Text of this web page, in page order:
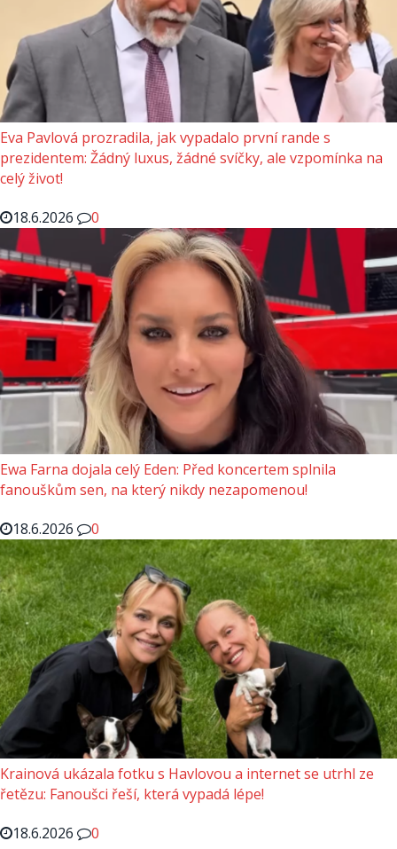
Eva Pavlová prozradila, jak vypadalo první rande s
prezidentem: Žádný luxus, žádné svíčky, ale vzpomínka na
celý život!
18.6.2026
0
Ewa Farna dojala celý Eden: Před koncertem splnila
fanouškům sen, na který nikdy nezapomenou!
18.6.2026
0
Krainová ukázala fotku s Havlovou a internet se utrhl ze
řetězu: Fanoušci řeší, která vypadá lépe!
18.6.2026
0